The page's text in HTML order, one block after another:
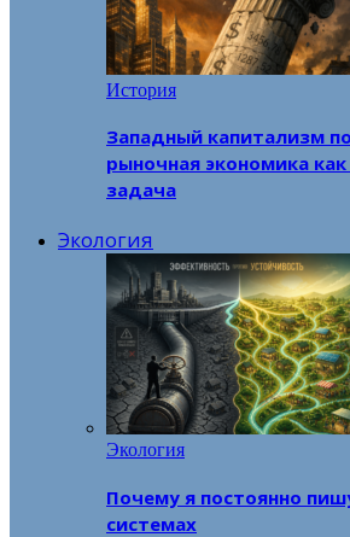
История
Западный капитализм
рыночная экономика
задача
Экология
Экология
Почему я постоянно
системах